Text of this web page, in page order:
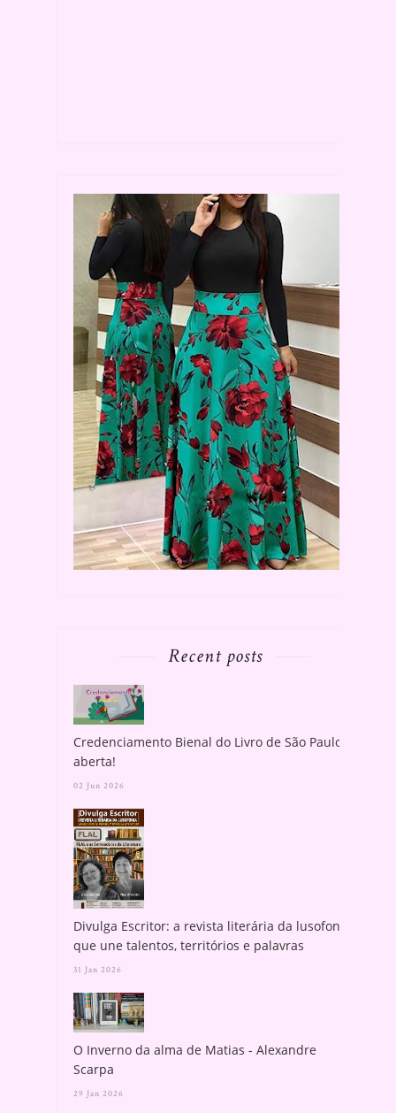
Credenciamento Bienal do Livro de São Paulo
aberta!
02 Jun 2026
Divulga Escritor: a revista literária da lusofonia
que une talentos, territórios e palavras
O Inverno da alma de Matias - Alexandre
Scarpa